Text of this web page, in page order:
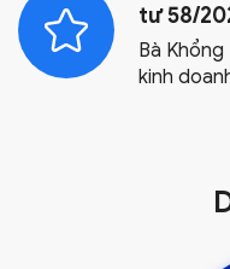
tư 58/
Bà
kinh